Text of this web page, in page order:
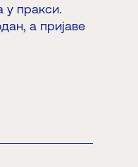
у пракси.
а пријаве